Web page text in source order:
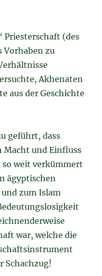
Priesterschaft (des
Vorhaben zu
Akhenaten
aus der Geschichte
geführt, dass
Macht und Einfluss
so weit verkümmert
ägyptischen
zum Islam
war, welche die
Schachzug!